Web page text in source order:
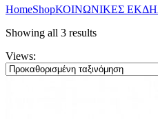
HomeShopΚΟΙΝΩΝΙΚΕΣ
Showing all 3 results
Views: